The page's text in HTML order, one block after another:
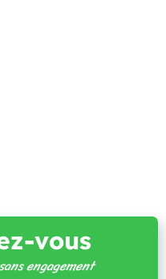
vous
engagement